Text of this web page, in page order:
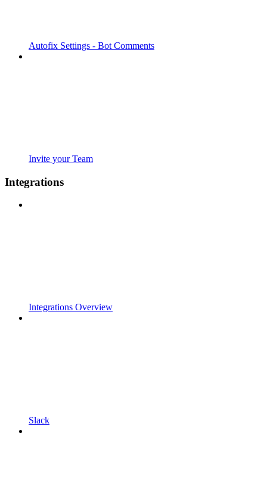
Autofix Settings - Bot Comments
Invite your Team
Integrations
Integrations Overview
Slack